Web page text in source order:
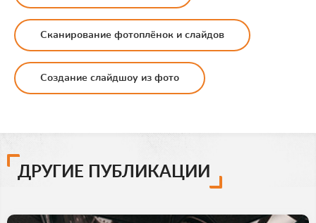
Сканирование фотоплёнок и слайдов
Создание слайдшоу из фото
ДРУГИЕ ПУБЛИКАЦИИ